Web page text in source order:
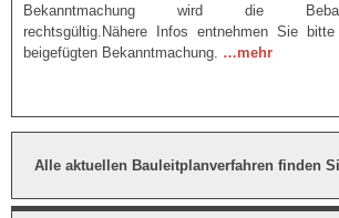
Bekanntmachung wird die
rechtsgültig.Nähere Infos entnehmen Sie
beigefügten Bekanntmachung. …mehr
Alle aktuellen Bauleitplanverfahren finden